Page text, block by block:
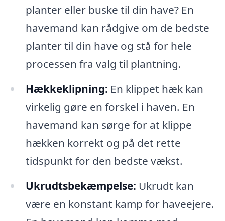
planter eller buske til din have? En
havemand kan rådgive om de bedste
planter til din have og stå for hele
processen fra valg til plantning.
Hækkeklipning: En klippet hæk kan
virkelig gøre en forskel i haven. En
havemand kan sørge for at klippe
hækken korrekt og på det rette
tidspunkt for den bedste vækst.
Ukrudtsbekæmpelse: Ukrudt kan
være en konstant kamp for haveejere.